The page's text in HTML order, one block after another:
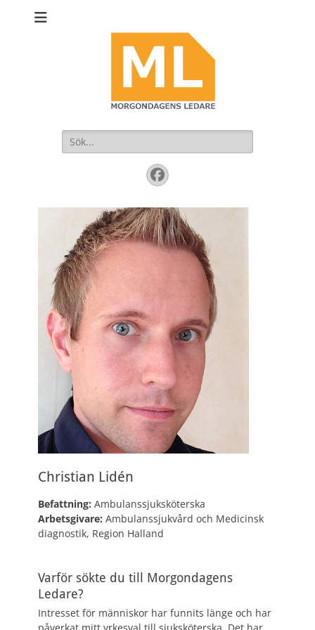
Sök
efter:
Facebook
Christian Lidén
Befattning: Ambulanssjuksköterska
Arbetsgivare: Ambulanssjukvård och Medicinsk
diagnostik, Region Halland
Varför sökte du till Morgondagens
Ledare?
Intresset för människor har funnits länge och har